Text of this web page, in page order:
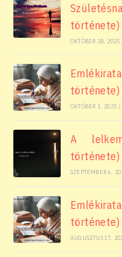
története)
OKTÓBER 18, 2025
története)
OKTÓBER 1, 2025 /
A
története)
SZEPTEMBER 6,
története)
AUGUSZTUS 17,